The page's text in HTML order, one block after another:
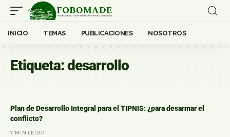
INICIO TEMAS PUBLICACIONES NOSOTROS
Etiqueta:desarrollo
Plan de Desarrollo Integral para el TIPNIS: ¿para desarmar el
conflicto?
7 MIN LEÍDO